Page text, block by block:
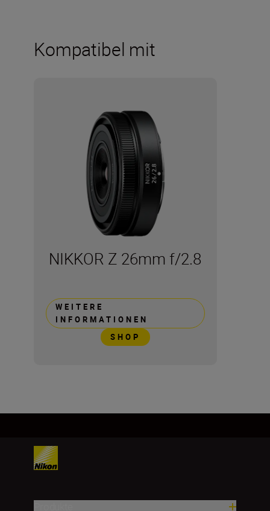
Kompatibel mit
NIKKOR Z 26mm f/2.8
WEITERE
INFORMATIONEN
SHOP